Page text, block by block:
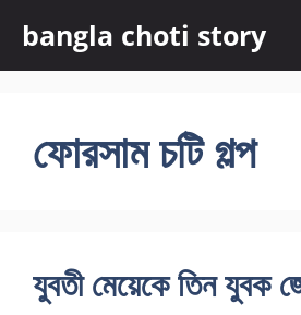
content
bangla choti story
ফোরসাম চটি গল্প
যুবতী মেয়েকে তিন যুবক